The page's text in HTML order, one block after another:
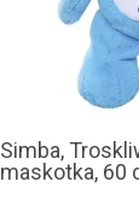
Simba,
maskotka, 60